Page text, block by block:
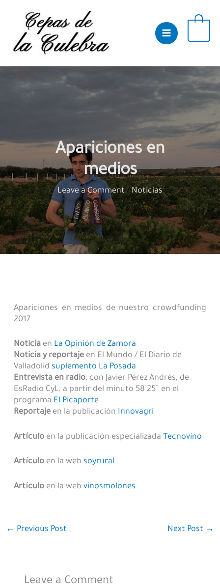
content
Apariciones en
medios
Leave a Comment /Noticias
Apariciones en medios de nuestro crowdfunding
2017
Noticia en La Opinión de Zamora
Noticia y reportaje en El Mundo / El Diario de
Valladolid suplemento La Posada
Entrevista en radio, con Javier Pérez Andrés, de
EsRadio CyL, a partir del minuto 58’25” en el
programa El Picaporte
Reportaje en la publicación Innovagri
Artículo en la publicación especializada Tecnovino
Artículo en la web soyrural
Artículo en la webvinosmolones
← Previous Post Next Post →
Leave a Comment